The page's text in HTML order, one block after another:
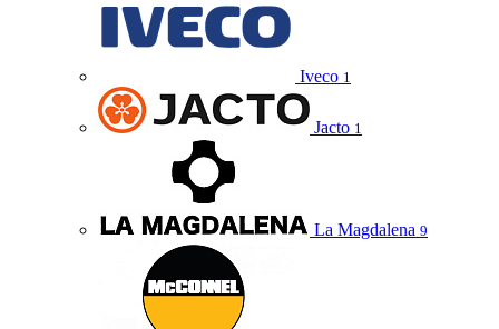
Iveco 1
Jacto 1
La Magdalena 9